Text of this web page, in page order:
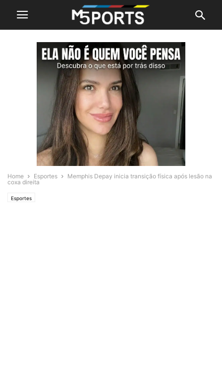
Home Esportes
Memphis Depay inicia transição física após lesão na
coxa direita
Esportes